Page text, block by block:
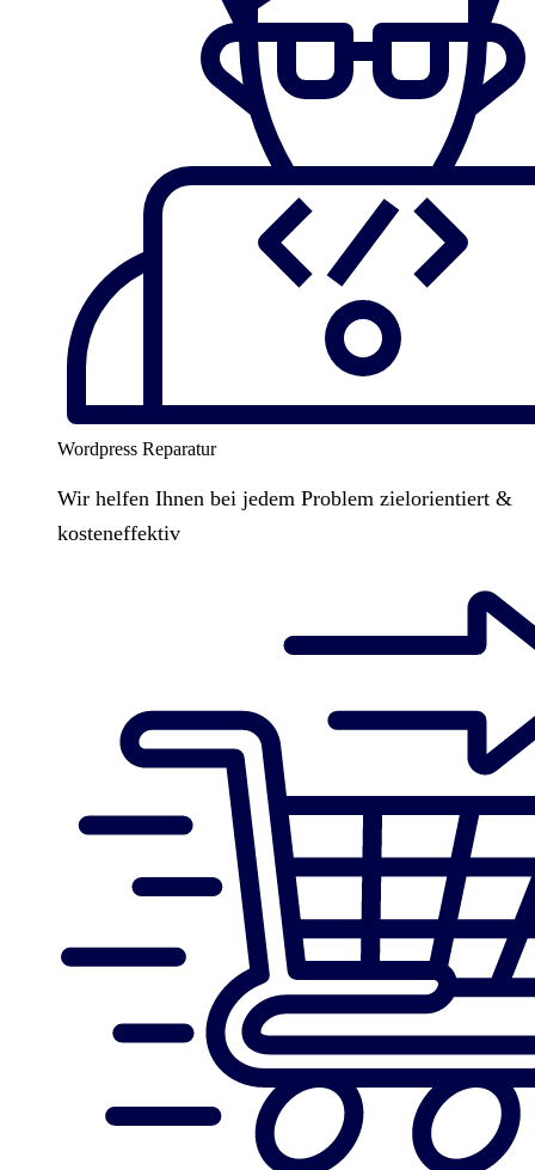
Wordpress Reparatur
Wir helfen Ihnen bei jedem Problem zielorientiert &
kosteneffektiv